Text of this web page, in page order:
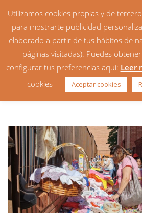
Galería de fotos:
solidario 2022
Utilizamos cookies propias y de
para mostrarte publicidad
elaborado a partir de tus hábitos de
páginas visitadas). Puedes
configurar tus preferencias aquí: Leer
cookies
Aceptar cookies